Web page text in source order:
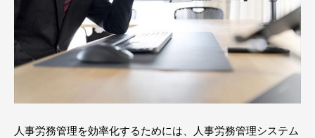
人事労務管理を効率化するためには、人事労務管理システム